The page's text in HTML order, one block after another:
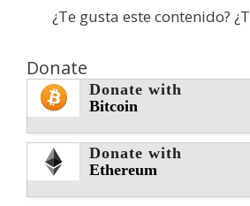
¿Te gusta este contenido?
Donate
Donate with
Bitcoin
Donate with
Ethereum